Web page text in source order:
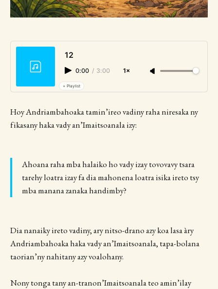
12
0:00 / 3:00 1×
+ Playlist
Hoy ​Andriambahoaka​ tamin’ireo vadiny raha niresaka ny
fikasany haka vady an’Imaitsoanala​ izy:
​Ahoana raha mba halaiko ho vady izay tovovavy tsara
tarehy loatra izay fa dia mahonena loatra isika ireto tsy
mba manana zanaka handimby?​
Dia nanaiky ireto vadiny, ary nitso-drano azy koa lasa àry
Andriambahoaka haka vady an’Imaitsoanala, tapa-bolana
taorian’ny nahitany azy voalohany.
Nony tonga tany an-tranon’Imaitsoanala teo amin’ilay